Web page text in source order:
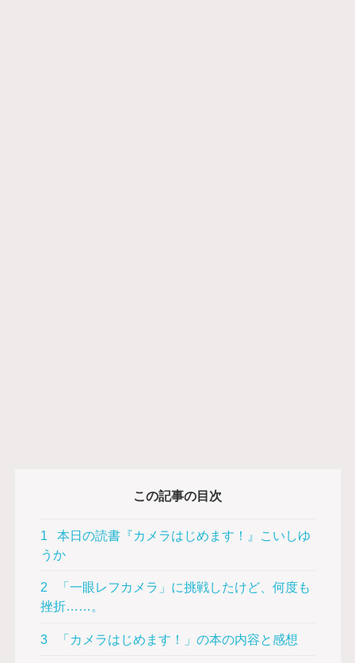
この記事の目次
1
本日の読書『カメラはじめます！』こいしゆ
うか
2
「一眼レフカメラ」に挑戦したけど、何度も
挫折……。
3 「カメラはじめます！」の本の内容と感想